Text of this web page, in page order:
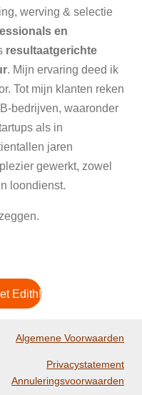
werving & selectie
en
resultaatgerichte
. Mijn ervaring deed ik
Tot mijn klanten reken
bedrijven, waaronder
als in
jaren
gewerkt, zowel
loondienst.
Edith!
Algemene Voorwaarden
Privacystatement
Annuleringsvoorwaarden